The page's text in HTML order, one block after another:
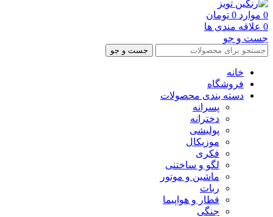
0 موارد 0 تومان
0 علاقه مندی ها
جست و جو
جست و جو
خانه
فروشگاه
دسته بندی محصولات
پسرانه
دخترانه
پولیشی
موزیکال
فکری
لگو و ساختنی
ماشین و موتور
ربات
قطار و هواپیما
جنگی